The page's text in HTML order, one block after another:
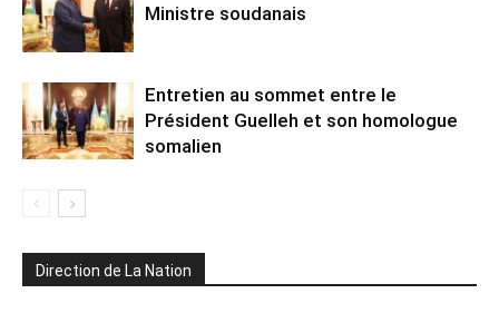
Ministre soudanais
Entretien au sommet entre le
Président Guelleh et son homologue
somalien
Direction de La Nation